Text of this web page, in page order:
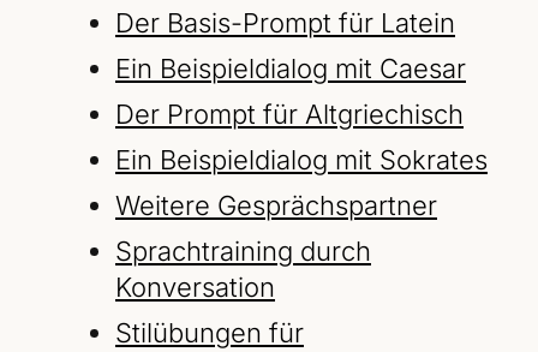
Der Basis-Prompt für Latein
Ein Beispieldialog mit Caesar
Der Prompt für Altgriechisch
Ein Beispieldialog mit Sokrates
Weitere Gesprächspartner
Sprachtraining durch
Konversation
Stilübungen für